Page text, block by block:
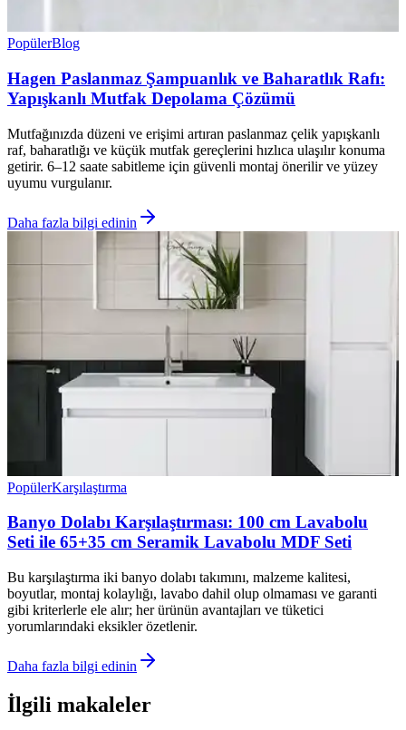
PopülerBlog
Hagen Paslanmaz Şampuanlık ve Baharatlık Rafı:
Yapışkanlı Mutfak Depolama Çözümü
Mutfağınızda düzeni ve erişimi artıran paslanmaz çelik yapışkanlı
raf, baharatlığı ve küçük mutfak gereçlerini hızlıca ulaşılır konuma
getirir. 6–12 saate sabitleme için güvenli montaj önerilir ve yüzey
uyumu vurgulanır.
Daha fazla bilgi edinin
PopülerKarşılaştırma
Banyo Dolabı Karşılaştırması: 100 cm Lavabolu
Seti ile 65+35 cm Seramik Lavabolu MDF Seti
Bu karşılaştırma iki banyo dolabı takımını, malzeme kalitesi,
boyutlar, montaj kolaylığı, lavabo dahil olup olmaması ve garanti
gibi kriterlerle ele alır; her ürünün avantajları ve tüketici
yorumlarındaki eksikler özetlenir.
Daha fazla bilgi edinin
İlgili makaleler